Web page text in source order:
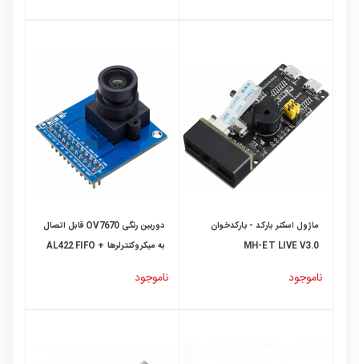
ماژول اسکنر بارکد - بارکدخوان
MH-ET LIVE V3.0
ناموجود
دوربین رنگی OV7670 قابل اتصال
به میکروکنترلرها + AL422 FIFO
ناموجود